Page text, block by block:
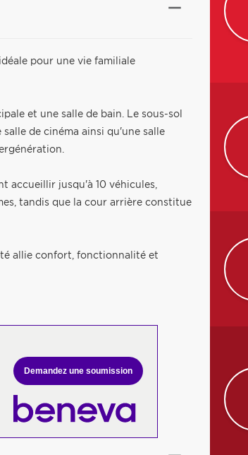
pour une vie familiale
et une salle de bain. Le sous-sol
de cinéma ainsi qu'une salle
accueillir jusqu'à 10 véhicules,
tandis que la cour arrière constitue
allie confort, fonctionnalité et
Demandez une soumission